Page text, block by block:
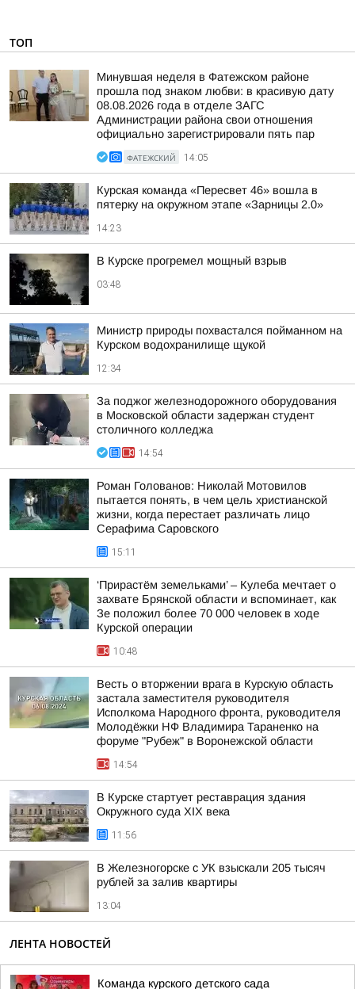
ТОП
Минувшая неделя в Фатежском районе
прошла под знаком любви: в красивую дату
08.08.2026 года в отделе ЗАГС
Администрации района свои отношения
официально зарегистрировали пять пар
ФАТЕЖСКИЙ 14:05
Курская команда «Пересвет 46» вошла в
пятерку на окружном этапе «Зарницы 2.0»
14:23
В Курске прогремел мощный взрыв
03:48
Министр природы похвастался пойманном на
Курском водохранилище щукой
12:34
За поджог железнодорожного оборудования
в Московской области задержан студент
столичного колледжа
14:54
Роман Голованов: Николай Мотовилов
пытается понять, в чем цель христианской
жизни, когда перестает различать лицо
Серафима Саровского
15:11
‘Прирастём земельками’ – Кулеба мечтает о
захвате Брянской области и вспоминает, как
Зе положил более 70 000 человек в ходе
Курской операции
10:48
Весть о вторжении врага в Курскую область
застала заместителя руководителя
Исполкома Народного фронта, руководителя
Молодёжки НФ Владимира Тараненко на
форуме "Рубеж" в Воронежской области
14:54
В Курске стартует реставрация здания
Окружного суда XIX века
11:56
В Железногорске с УК взыскали 205 тысяч
рублей за залив квартиры
13:04
ЛЕНТА НОВОСТЕЙ
Команда курского детского сада